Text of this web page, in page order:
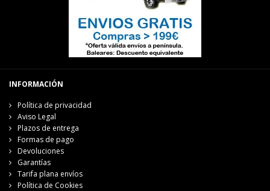
INFORMACIÓN
Política de privacidad
Aviso Legal
Plazos de entrega
Formas de pago
Devoluciones
Garantías
Tarifa plana envíos
Política de Cookies